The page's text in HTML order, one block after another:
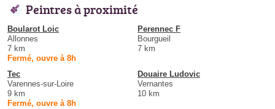
Peintres à proximité
Boularot Loic
Allonnes
7 km
Fermé, ouvre à 8h
Perennec F
Bourgueil
7 km
Tec
Varennes-sur-Loire
9 km
Fermé, ouvre à 8h
Douaire Ludovic
Vernantes
10 km